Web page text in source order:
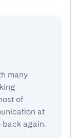
many
of
at
back again.